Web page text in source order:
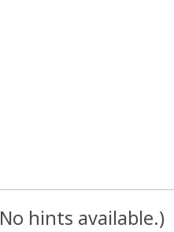
No hints available.)